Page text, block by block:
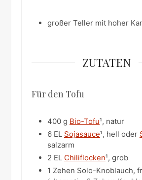
großer Teller mit hoher
ZUTATEN
Für den Tofu
400 g Bio-Tofu¹, natur
6 EL Sojasauce¹, hell oder
salzarm
2 EL Chiliflocken¹, grob
1 Zehen Solo-Knoblauch,